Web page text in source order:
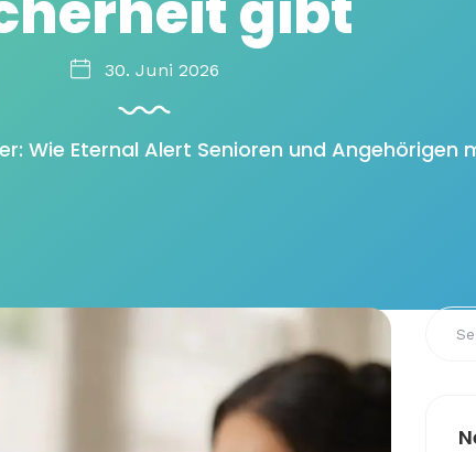
30. Juni 2026
Wie Eternal Alert Senioren und Angehörigen